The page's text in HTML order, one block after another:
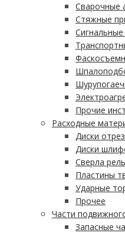
Сварочные
Стяжные
Прочие
Расходные
Диски
Диски
Сверла
Пластины
Ударные
Прочее
Части
Запасные